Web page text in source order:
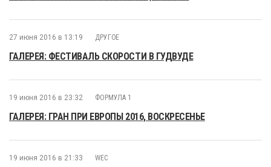
27 июня 2016 в 13:19 ДРУГОЕ
ГАЛЕРЕЯ: ФЕСТИВАЛЬ СКОРОСТИ В ГУДВУДЕ
19 июня 2016 в 23:32 ФОРМУЛА 1
ГАЛЕРЕЯ: ГРАН ПРИ ЕВРОПЫ 2016, ВОСКРЕСЕНЬЕ
19 июня 2016 в 21:33 WEC